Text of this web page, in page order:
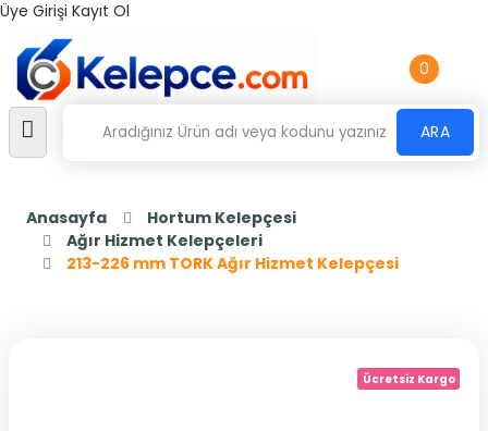
Üye Girişi Kayıt Ol
ARA
0
Anasayfa
Hortum Kelepçesi
Ağır Hizmet Kelepçeleri
213-226 mm TORK Ağır Hizmet Kelepçesi
Ücretsiz Kargo